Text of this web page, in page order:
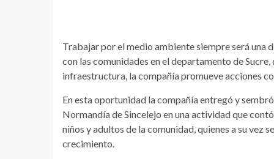
Trabajar por el medio ambiente siempre será una
con las comunidades en el departamento de
infraestructura, la compañía promueve acciones
En esta oportunidad la compañía entregó y
Normandía de Sincelejo en una actividad que
niños y adultos de la comunidad, quienes a su vez
crecimiento.